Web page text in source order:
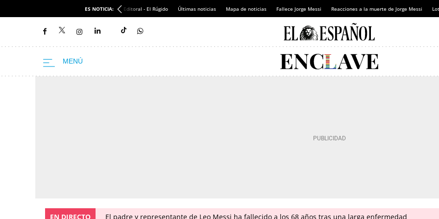
ES NOTICIA: Editoral - El Rúgido Últimas noticias Mapa de noticias Fallece Jorge Messi Reacciones a la muerte de Jorge Messi
EN DIRECTO El padre y representante de Leo Messi ha fallecido a los 68 años tras una larga enfermedad